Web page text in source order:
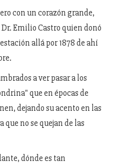
con un corazón grande,
Emilio Castro quien donó
allá por 1878 de ahí
a ver pasar a los
que en épocas de
dejando su acento en las
no se quejan de las
dónde es tan